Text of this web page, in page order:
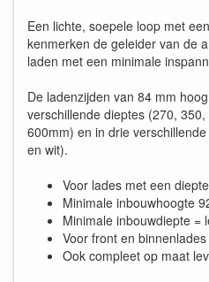
Een lichte, soepele loop met
kenmerken de geleider van de
laden met een minimale
De ladenzijden van 84 mm
verschillende dieptes (270,
600mm) en in drie
en wit).
Voor lades met een
Minimale inbouwhoogte
Minimale inbouwdiepte =
Voor front en binnenlades
Ook compleet op maat